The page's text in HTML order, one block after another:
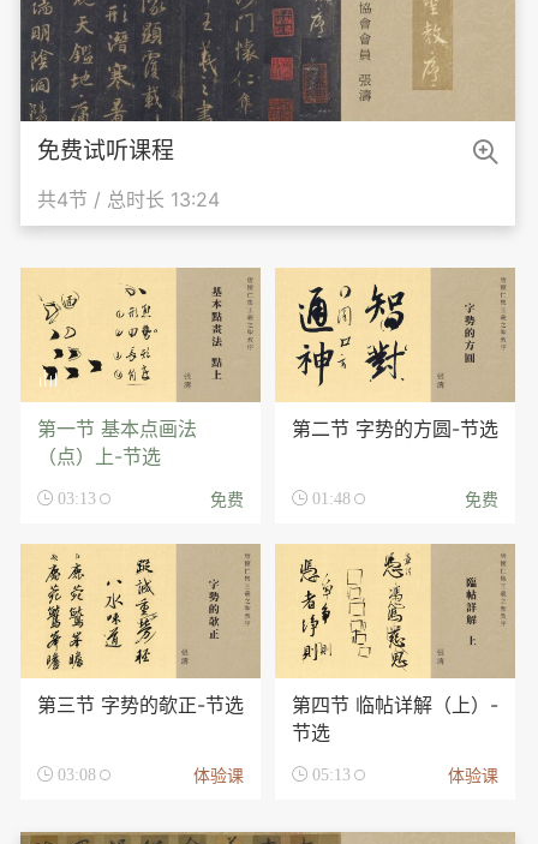
免费试听课程
共4节 / 总时长 13:24


第一节 基本点画法
（点）上-节选
 03:13 免费
第二节 字势的方圆-节选
 01:48 免费
第三节 字势的欹正-节选
 03:08 体验课
第四节 临帖详解（上）-
节选
 05:13 体验课